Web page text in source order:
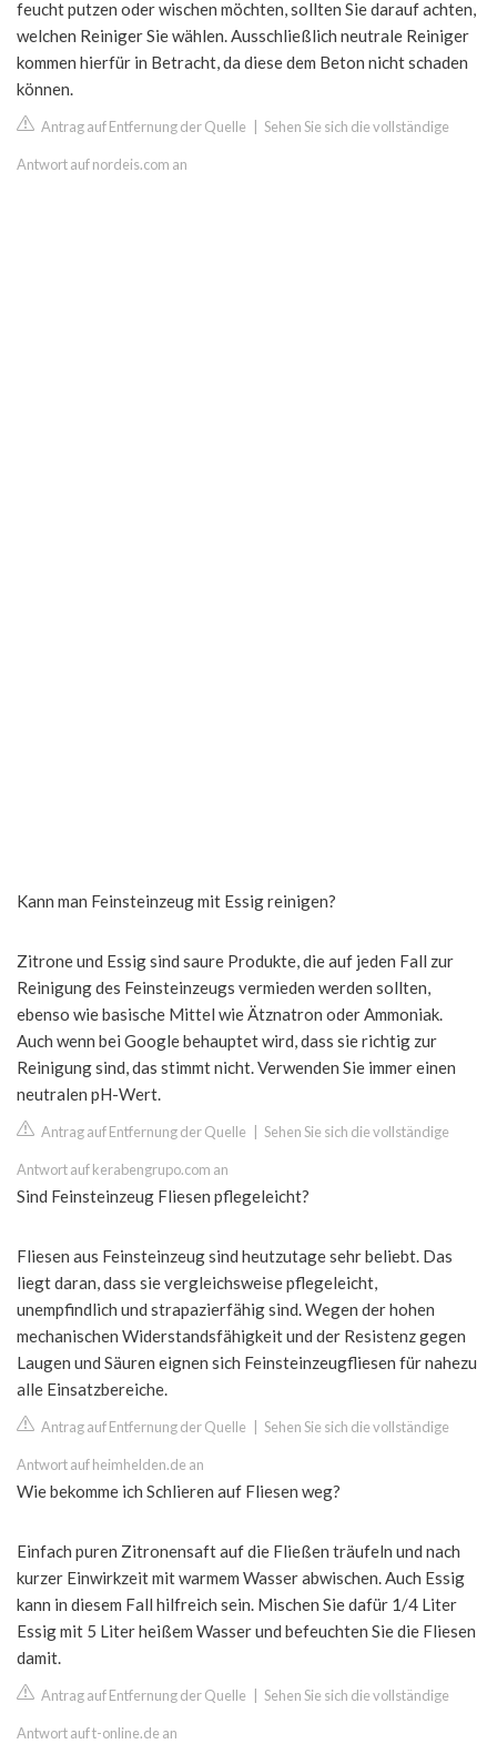
feucht putzen oder wischen möchten, sollten Sie darauf achten,
welchen Reiniger Sie wählen. Ausschließlich neutrale Reiniger
kommen hierfür in Betracht, da diese dem Beton nicht schaden
können.
Antrag auf Entfernung der Quelle Sehen Sie sich die vollständige
Antwort auf nordeis.com an
Kann man Feinsteinzeug mit Essig reinigen?
Zitrone und Essig sind saure Produkte, die auf jeden Fall zur
Reinigung des Feinsteinzeugs vermieden werden sollten,
ebenso wie basische Mittel wie Ätznatron oder Ammoniak.
Auch wenn bei Google behauptet wird, dass sie richtig zur
Reinigung sind, das stimmt nicht. Verwenden Sie immer einen
neutralen pH-Wert.
Antrag auf Entfernung der Quelle Sehen Sie sich die vollständige
Antwort auf kerabengrupo.com an
Sind Feinsteinzeug Fliesen pflegeleicht?
Fliesen aus Feinsteinzeug sind heutzutage sehr beliebt. Das
liegt daran, dass sie vergleichsweise pflegeleicht,
unempfindlich und strapazierfähig sind. Wegen der hohen
mechanischen Widerstandsfähigkeit und der Resistenz gegen
Laugen und Säuren eignen sich Feinsteinzeugfliesen für nahezu
alle Einsatzbereiche.
Antrag auf Entfernung der Quelle Sehen Sie sich die vollständige
Antwort auf heimhelden.de an
Wie bekomme ich Schlieren auf Fliesen weg?
Einfach puren Zitronensaft auf die Fließen träufeln und nach
kurzer Einwirkzeit mit warmem Wasser abwischen. Auch Essig
kann in diesem Fall hilfreich sein. Mischen Sie dafür 1/4 Liter
Essig mit 5 Liter heißem Wasser und befeuchten Sie die Fliesen
damit.
Antrag auf Entfernung der Quelle Sehen Sie sich die vollständige
Antwort auf t-online.de an